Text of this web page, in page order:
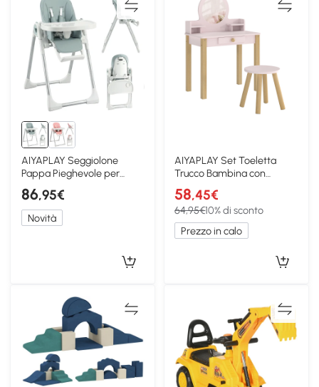
AIYAPLAY Seggiolone
Pappa Pieghevole per
Bambini 6-36 Mesi, Verde
86,95€
Novità
AIYAPLAY Set Toeletta
Trucco Bambina con
Sgabello in Legno, Rosa
58,45€
64,95€10% di sconto
Prezzo in calo